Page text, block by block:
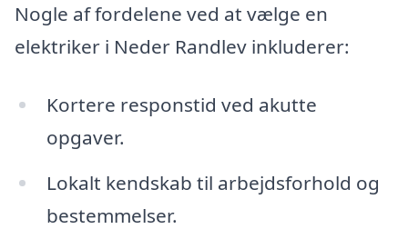
Nogle af fordelene ved at vælge en
elektriker i Neder Randlev inkluderer:
Kortere responstid ved akutte
opgaver.
Lokalt kendskab til arbejdsforhold og
bestemmelser.